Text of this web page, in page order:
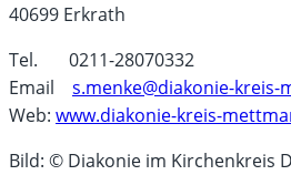
40699 Erkrath
Tel. 0211-28070332
Email s.menke@diakonie-
Web: www.diakonie-kreis-
Bild: © Diakonie im Kirchenkreis